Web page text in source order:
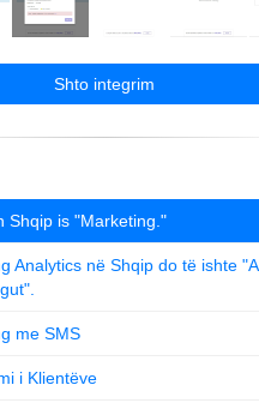
Shto integrim
Shqip is "Marketing."
Analytics në Shqip do të ishte
me SMS
i Klientëve